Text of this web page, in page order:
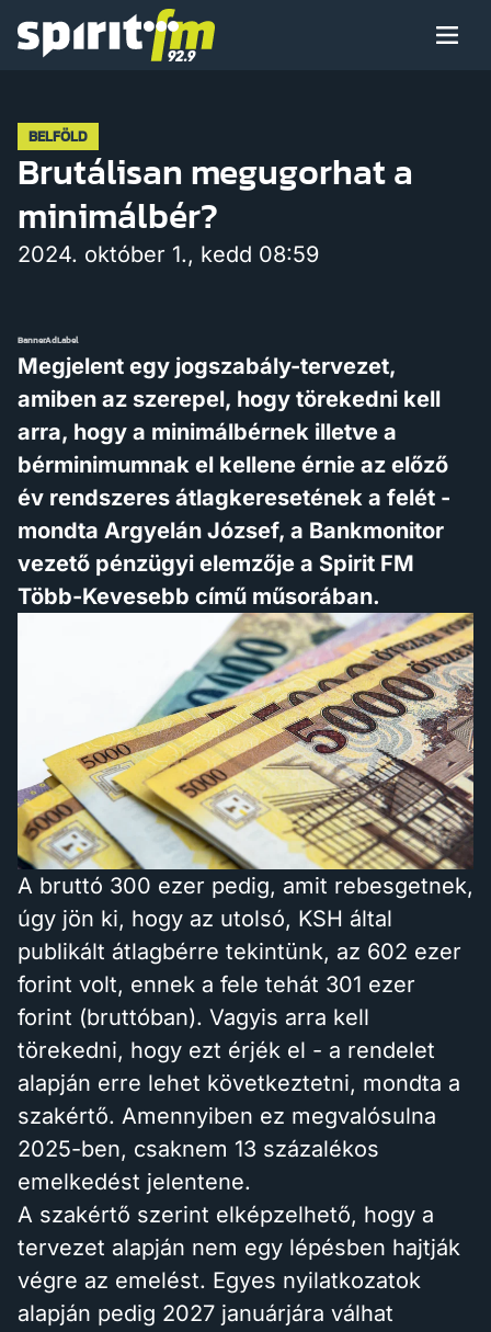
Arcaink
Műsor
Hírek
BELFÖLD
Brutálisan megugorhat a
minimálbér?
2024. október 1., kedd 08:59
BannerAdLabel
Megjelent egy jogszabály-tervezet,
amiben az szerepel, hogy törekedni kell
arra, hogy a minimálbérnek illetve a
bérminimumnak el kellene érnie az előző
év rendszeres átlagkeresetének a felét -
mondta Argyelán József, a Bankmonitor
vezető pénzügyi elemzője a Spirit FM
Több-Kevesebb című műsorában.
A bruttó 300 ezer pedig, amit rebesgetnek,
úgy jön ki, hogy az utolsó, KSH által
publikált átlagbérre tekintünk, az 602 ezer
forint volt, ennek a fele tehát 301 ezer
forint (bruttóban). Vagyis arra kell
törekedni, hogy ezt érjék el - a rendelet
alapján erre lehet következtetni, mondta a
szakértő. Amennyiben ez megvalósulna
2025-ben, csaknem 13 százalékos
emelkedést jelentene.
A szakértő szerint elképzelhető, hogy a
tervezet alapján nem egy lépésben hajtják
végre az emelést. Egyes nyilatkozatok
alapján pedig 2027 januárjára válhat